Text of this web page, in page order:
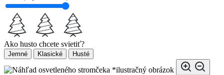
Ako husto chcete svietiť?
Jemné Klasické Husté
*ilustračný obrázok